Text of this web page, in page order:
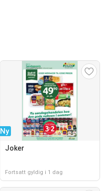
Ny
Joker
Fortsatt gyldig i 1 dag